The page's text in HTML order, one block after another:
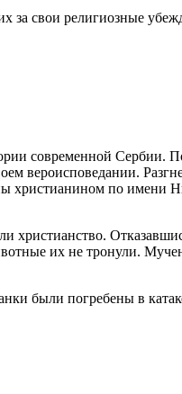
свои религиозные
современной Сербии.
вероисповедании.
христианином по имени
христианство.
их не тронули.
были погребены в